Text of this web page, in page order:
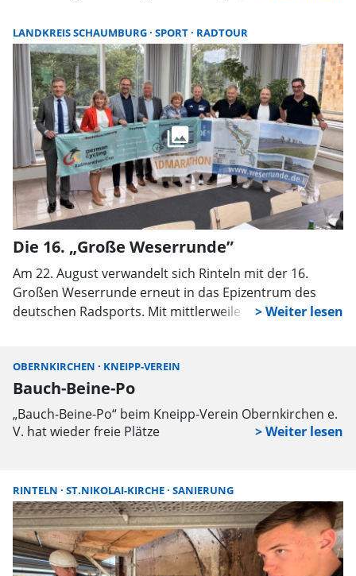
Insassen genutzt würden, die mutmaßlich Cannabis
konsumiert hätten und im Begriff gewesen seien,
loszufahren.
LANDKREIS SCHAUMBURG SPORT RADTOUR
Die 16. „Große Weserrunde”
Am 22. August verwandelt sich Rinteln mit der 16.
Großen Weserrunde erneut in das Epizentrum des
deutschen Radsports. Mit mittlerweile erwarteten
essenzieller Bestandteil der bedeutendsten
Radmarathons in Deutschland.
OBERNKIRCHEN KNEIPP-VEREIN
Bauch-Beine-Po
„Bauch-Beine-Po“ beim Kneipp-Verein Obernkirchen e.
V. hat wieder freie Plätze
RINTELN ST.NIKOLAI-KIRCHE SANIERUNG